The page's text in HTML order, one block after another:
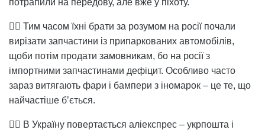
👉🏻 Тим часом їхні брати за розумом на росії почали
вирізати запчастини із припаркованих автомобілів,
щоби потім продати замовникам, бо на росії з
імпортними запчастинами дефіцит. Особливо часто
зараз витягають фари і бампери з іномарок – це те, що
найчастіше б’ється.
👉🏻 В Україну повертається аліекспрес – укрпошта і